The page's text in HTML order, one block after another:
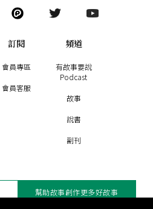
訂閱
會員專區
會員客服
頻道
有故事要說
Podcast
故事
說書
副刊
幫助故事創作更多好故事